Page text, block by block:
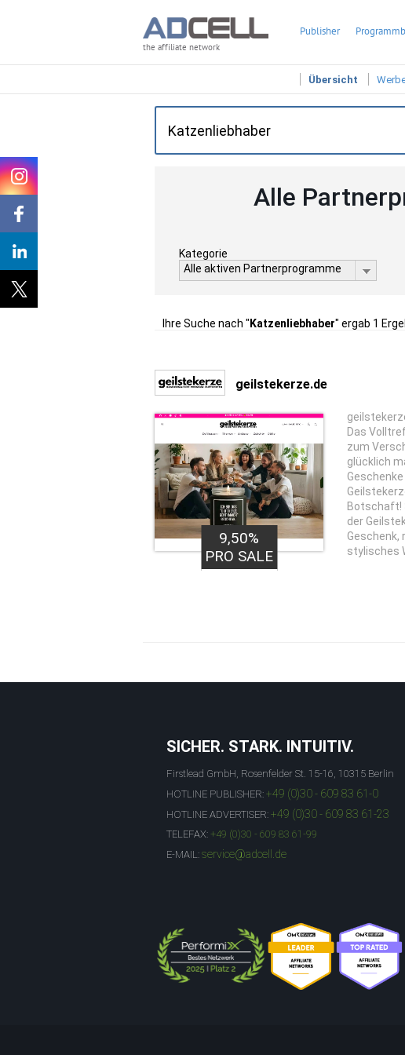
the affiliate network
Publisher
Übersicht
Alle
Kategorie
Alle aktiven Partnerprogramme
Ihre Suche nach " Katzenliebhaber" ergab 1
geilstekerze.de
9,50%
PRO SALE
Das
zum
glücklich
Botschaft!
der
stylisches
SICHER. STARK. INTUITIV.
Firstlead GmbH, Rosenfelder St. 15-16, 10315 Berlin
HOTLINE PUBLISHER: +49 (0)30 - 609 83 61-0
HOTLINE ADVERTISER: +49 (0)30 - 609 83 61-23
TELEFAX: +49 (0)30 - 609 83 61-99
E-MAIL: service@adcell.de